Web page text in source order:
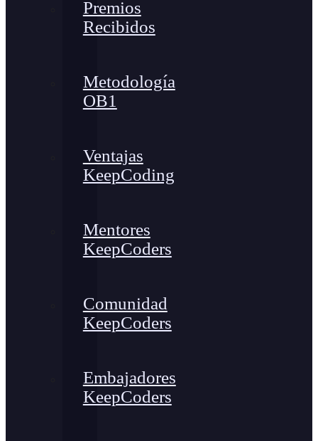
Premios
Recibidos
Metodología
OB1
Ventajas
KeepCoding
Mentores
KeepCoders
Comunidad
KeepCoders
Embajadores
KeepCoders